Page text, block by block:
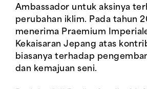
Ambassador untuk aksinya
perubahan iklim. Pada tahun
menerima Praemium
Kekaisaran Jepang atas
biasanya terhadap
dan kemajuan seni.